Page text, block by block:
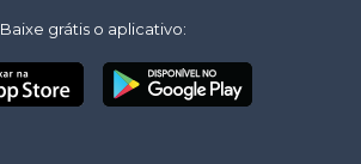
Baixe grátis o aplicativo: